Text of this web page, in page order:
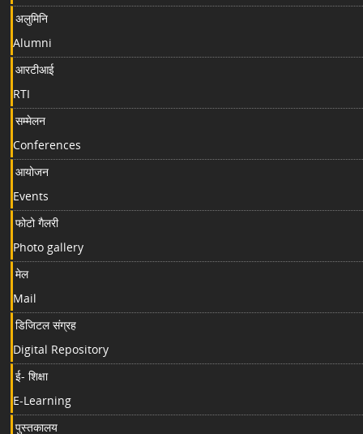
अलुमिनि
Alumni
आरटीआई
RTI
सम्मेलन
Conferences
आयोजन
Events
फोटो गैलरी
Photo gallery
मेल
Mail
डिजिटल संग्रह
Digital Repository
ई- शिक्षा
E-Learning
पुस्तकालय